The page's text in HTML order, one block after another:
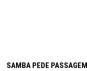
SAMBA PEDE